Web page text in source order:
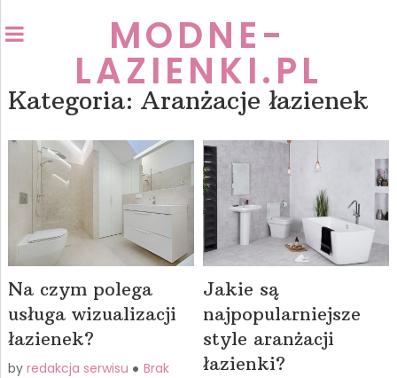
MODNE-
LAZIENKI.PL
Kategoria: Aranżacje łazienek
Na czym polega
usługa wizualizacji
łazienek?
by redakcja serwisu
Brak
Jakie są
najpopularniejsze
style aranżacji
łazienki?